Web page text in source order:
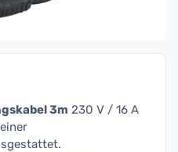
3m 230 V / 16 A